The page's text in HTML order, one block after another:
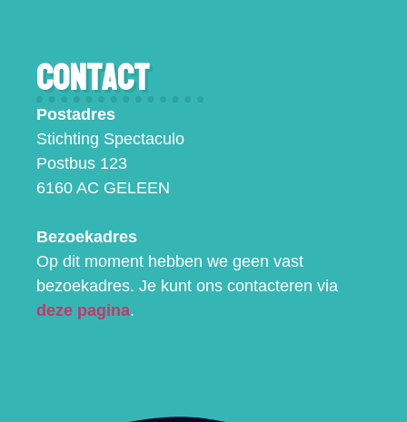
Contact
Postadres
Stichting Spectaculo
Postbus 123
6160 AC GELEEN
Bezoekadres
Op dit moment hebben we geen vast
bezoekadres. Je kunt ons contacteren via
deze pagina.